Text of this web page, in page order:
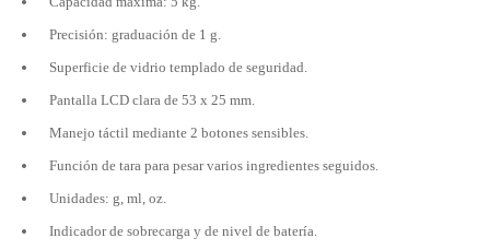
Precisión: graduación de 1 g.
Superficie de vidrio templado de seguridad.
Pantalla LCD clara de 53 x 25 mm.
Manejo táctil mediante 2 botones sensibles.
Función de tara para pesar varios ingredientes seguidos.
Unidades: g, ml, oz.
Indicador de sobrecarga y de nivel de batería.